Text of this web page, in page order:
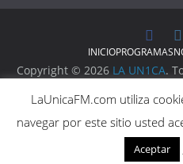
INICIOPROGRAMAS
Copyright © 2026 LA UN1CA.
Política de
Política
LaUnicaFM.com utiliza
navegar por este sitio usted
Aceptar